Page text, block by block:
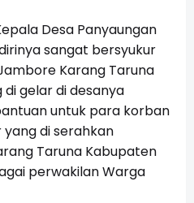
Desa Panyaungan
sangat bersyukur
Karang Taruna
gelar di desanya
untuk para korban
yang di serahkan
Taruna Kabupaten
perwakilan Warga